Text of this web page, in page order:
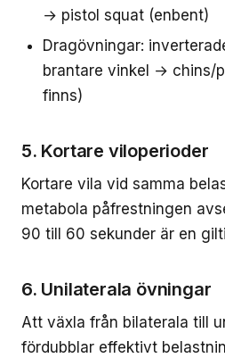
→ pistol squat (enbent)
Dragövningar:
brantare vinkel → chins/
finns)
5. Kortare viloperioder
Kortare vila vid samma
metabola påfrestningen
90 till 60 sekunder är en
6. Unilaterala övningar
Att växla från bilaterala till
fördubblar effektivt